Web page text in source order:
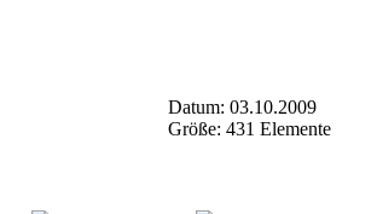
Datum: 03.10.2009
Größe: 431 Elemente